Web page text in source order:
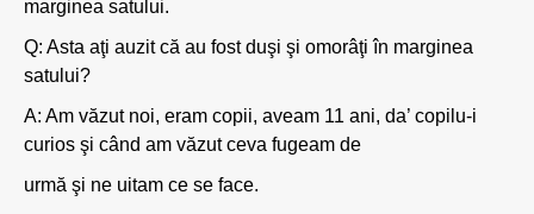
marginea satului.
Q: Asta aţi auzit că au fost duşi şi omorâţi în marginea
satului?
A: Am văzut noi, eram copii, aveam 11 ani, da’ copilu-i
curios şi când am văzut ceva fugeam de
urmă şi ne uitam ce se face.